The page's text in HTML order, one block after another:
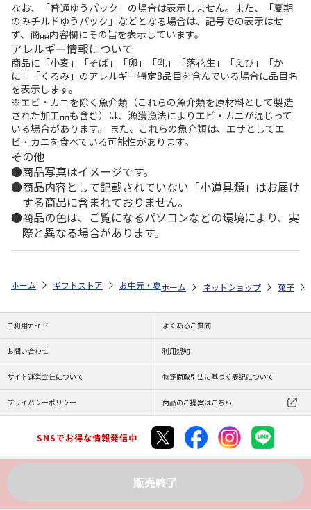
なお、「普通ゆうパック」の場合は表示しません。また、「夏期
のみチルドゆうパック」などとなる場合は、記号での表示はせ
ず、商品内容欄にその旨を表示しています。
アレルギー情報について
商品に「小麦」「そば」「卵」「乳」「落花生」「えび」「か
に」「くるみ」のアレルギー特定8品目を含んでいる場合に品目名
を表示します。
※エビ・カニを除く魚介類（これらの魚介類を原材料として製造
された加工品も含む）は、漁獲漁法によりエビ・カニが混じって
いる場合があります。 また、これらの魚介類は、エサとしてエ
ビ・カニを食べている可能性があります。
その他
商品写真はイメージです。
商品内容として記載されていない「小道具類」はお届け
する商品に含まれておりません。
商品の色は、ご覧になるパソコンなどの環境により、実
際と異なる場合があります。
販売終了
ホーム ギフトストア お中元・夏ギフト特集 2026 ゆうゆうギフト
ホーム ネットショップ 菓子
ご利用ガイド よくあるご質問
お問い合わせ 利用規約
サイト運営会社について 特定商取引法に基づく表記について
プライバシーポリシー 商品のご提案はこちら
SNSでお得な情報発信中